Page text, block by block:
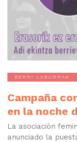
BERRI LABURRAK
Campaña
en la noche
La asociación
anunciado la